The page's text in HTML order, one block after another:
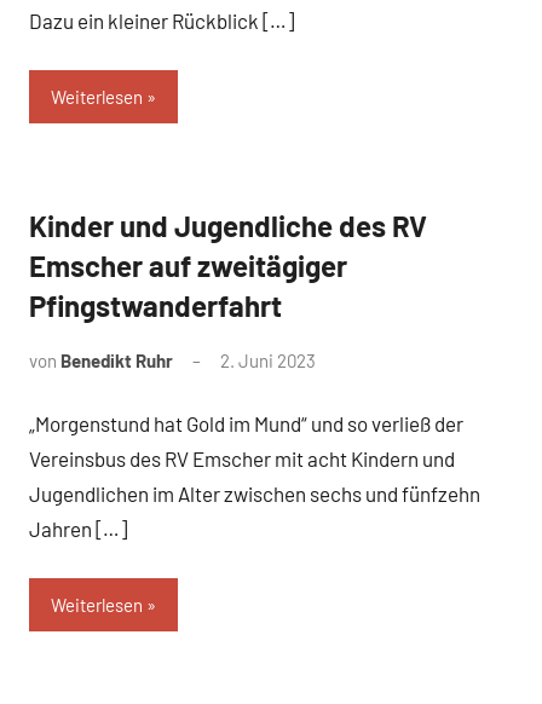
Dazu ein kleiner Rückblick […]
Weiterlesen
News
Kinder und Jugendliche des RV
Emscher auf zweitägiger
Pfingstwanderfahrt
von Benedikt Ruhr 2. Juni 2023
„Morgenstund hat Gold im Mund“ und so verließ der
Vereinsbus des RV Emscher mit acht Kindern und
Jugendlichen im Alter zwischen sechs und fünfzehn
Jahren […]
Weiterlesen